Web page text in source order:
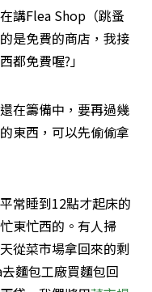
講Flea Shop（跳蚤
是免費的商店，我接
都免費喔?」
在籌備中，要再過幾
東西，可以先偷偷拿
常睡到12點才起床的
東忙西的。有人掃
從菜市場拿回來的剩
麵包工廠買麵包回